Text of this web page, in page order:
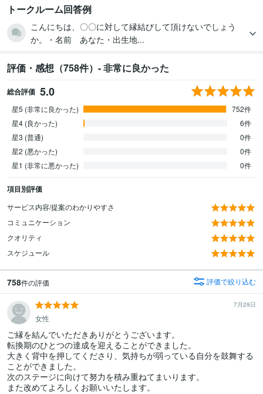
トークルーム回答例
こんにちは、〇〇に対して縁結びして頂けないでしょう
か。・名前 あなた・出生地...
評価・感想（758件）- 非常に良かった
総合評価 5.0
星5 (非常に良かった)
752件
星4 (良かった)
6件
星3 (普通)
0件
星2 (悪かった)
0件
星1 (非常に悪かった)
0件
項目別評価
サービス内容/提案のわかりやすさ
コミュニケーション
クオリティ
スケジュール
758件の評価 評価で絞り込む
7月29日
女性
ご縁を結んでいただきありがとうございます。
転換期のひとつの達成を迎えることができました。
大きく背中を押してくださり、気持ちが弱っている自分を鼓舞する
ことができました。
次のステージに向けて努力を積み重ねてまいります。
また改めてよろしくお願いいたします。